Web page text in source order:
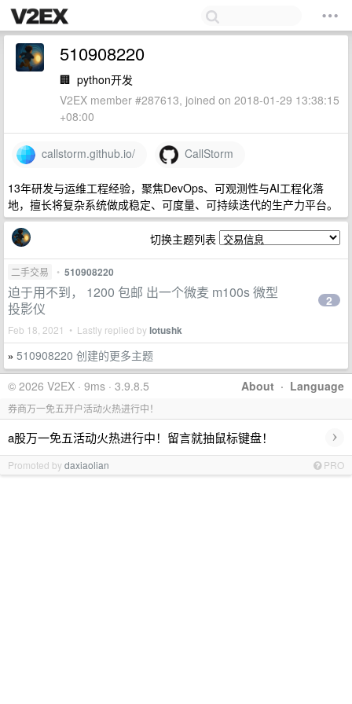
510908220
🏢 python开发
V2EX member #287613, joined on 2018-01-29 13:38:15
+08:00
callstorm.github.io/ CallStorm
13年研发与运维工程经验，聚焦DevOps、可观测性与AI工程化落
地，擅长将复杂系统做成稳定、可度量、可持续迭代的生产力平台。
切换主题列表
二手交易 • 510908220
迫于用不到， 1200 包邮 出一个微麦 m100s 微型
投影仪
Feb 18, 2021 • Lastly replied bylotushk
2
» 510908220 创建的更多主题
About · Language
© 2026 V2EX · 9ms · 3.9.8.5
券商万一免五开户活动火热进行中！
a股万一免五活动火热进行中！留言就抽鼠标键盘！ ›
Promoted bydaxiaolian PRO